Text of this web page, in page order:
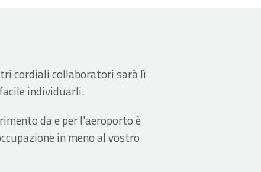
cordiali collaboratori sarà lì
individuarli.
da e per l'aeroporto è
in meno al vostro